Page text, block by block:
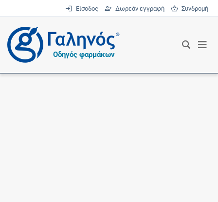
Είσοδος Δωρεάν εγγραφή Συνδρομή
®
Οδηγός φαρμάκων